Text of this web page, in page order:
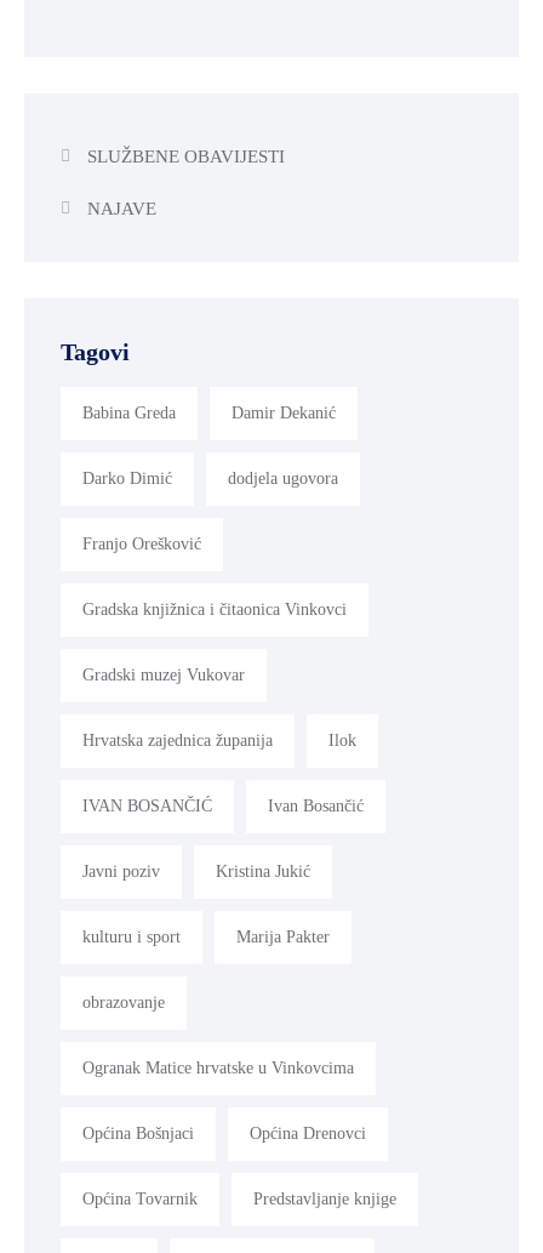
SLUŽBENE OBAVIJESTI
NAJAVE
Tagovi
Babina Greda Damir Dekanić
Darko Dimić dodjela ugovora
Franjo Orešković
Gradska knjižnica i čitaonica Vinkovci
Gradski muzej Vukovar
Hrvatska zajednica županija Ilok
IVAN BOSANČIĆ Ivan Bosančić
Javni poziv Kristina Jukić
kulturu i sport Marija Pakter
obrazovanje
Ogranak Matice hrvatske u Vinkovcima
Općina Bošnjaci Općina Drenovci
Općina Tovarnik Predstavljanje knjige